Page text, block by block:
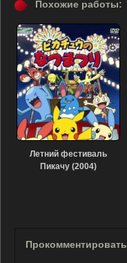
Похожие работы:
Летний фестиваль
Пикачу (2004)
Прокомментировать